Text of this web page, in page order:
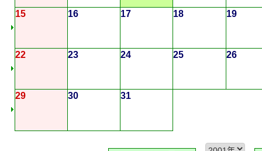
15 16 17 18 19
22 23 24 25 26
29 30 31